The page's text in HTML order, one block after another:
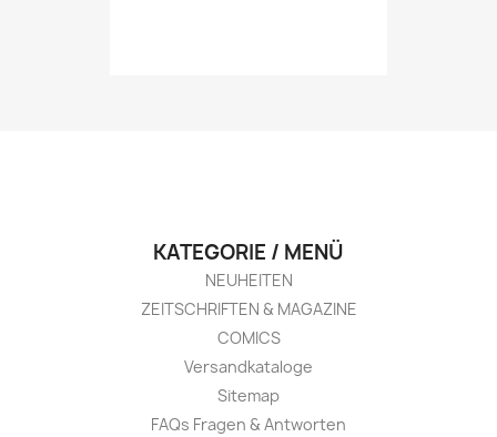
KATEGORIE / MENÜ
NEUHEITEN
ZEITSCHRIFTEN & MAGAZINE
COMICS
Versandkataloge
Sitemap
FAQs Fragen & Antworten